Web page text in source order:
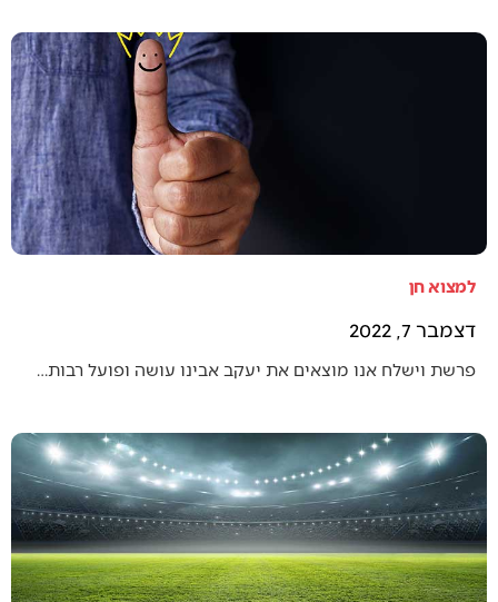
למצוא חן
דצמבר 7, 2022
פרשת וישלח אנו מוצאים את יעקב אבינו עושה ופועל רבות…